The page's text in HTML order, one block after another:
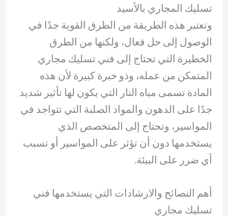
تسليك المجاري بالأسيد
وتعتبر هذه الطريقة من الطرق القوية جدًا في
الوصول إلى حل فعال، ولكنها من الطرق
الخطيرة التي تحتاج إلى فني تسليك مجاري
المتمكن من عمله، وذو خبرة كبيرة لأن هذه
المادة تسمى مياه النار التي يكون لها تأثير شديد
جدًا على الدهون والمواد الصلبة التي تتواجد في
المواسير، وتحتاج إلى المتخصص الذي
يستخدمها دون أن تؤثر على المواسير أو تسبب
أي ضرر على البيئة.
أهم النصائح والارشادات التي يستخدمها فني
تسليك مجاري